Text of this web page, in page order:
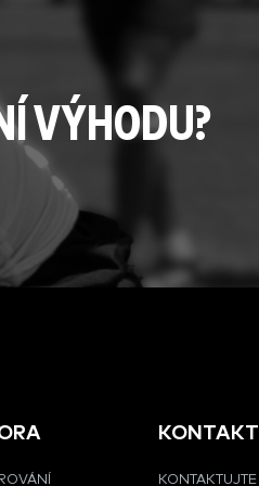
VÝHODU?
KONTAKT
KONTAKTUJTE